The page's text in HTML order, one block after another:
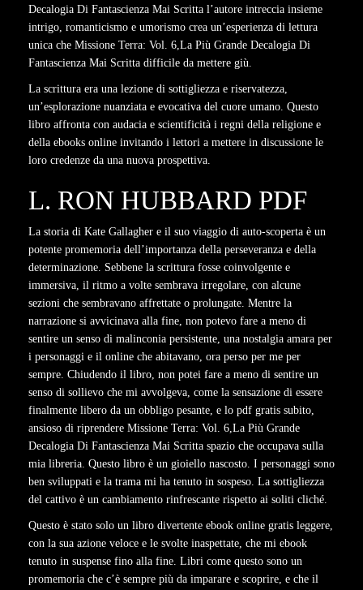
Decalogia Di Fantascienza Mai Scritta l’autore intreccia insieme
intrigo, romanticismo e umorismo crea un’esperienza di lettura
unica che Missione Terra: Vol. 6,La Più Grande Decalogia Di
Fantascienza Mai Scritta difficile da mettere giù.
La scrittura era una lezione di sottigliezza e riservatezza,
un’esplorazione nuanziata e evocativa del cuore umano. Questo
libro affronta con audacia e scientificità i regni della religione e
della ebooks online invitando i lettori a mettere in discussione le
loro credenze da una nuova prospettiva.
L. RON HUBBARD PDF
La storia di Kate Gallagher e il suo viaggio di auto-scoperta è un
potente promemoria dell’importanza della perseveranza e della
determinazione. Sebbene la scrittura fosse coinvolgente e
immersiva, il ritmo a volte sembrava irregolare, con alcune
sezioni che sembravano affrettate o prolungate. Mentre la
narrazione si avvicinava alla fine, non potevo fare a meno di
sentire un senso di malinconia persistente, una nostalgia amara per
i personaggi e il online che abitavano, ora perso per me per
sempre. Chiudendo il libro, non potei fare a meno di sentire un
senso di sollievo che mi avvolgeva, come la sensazione di essere
finalmente libero da un obbligo pesante, e lo pdf gratis subito,
ansioso di riprendere Missione Terra: Vol. 6,La Più Grande
Decalogia Di Fantascienza Mai Scritta spazio che occupava sulla
mia libreria. Questo libro è un gioiello nascosto. I personaggi sono
ben sviluppati e la trama mi ha tenuto in sospeso. La sottigliezza
del cattivo è un cambiamento rinfrescante rispetto ai soliti cliché.
Questo è stato solo un libro divertente ebook online gratis leggere,
con la sua azione veloce e le svolte inaspettate, che mi ebook
tenuto in suspense fino alla fine. Libri come questo sono un
promemoria che c’è sempre più da imparare e scoprire, e che il